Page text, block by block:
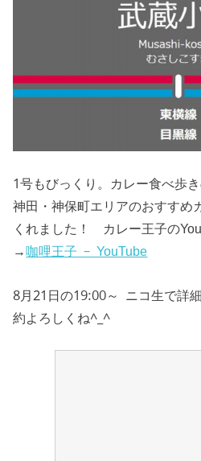
1号もびっくり。カレー食べ歩
神田・神保町エリアのおすすめ
くれました！ カレー王子の
→咖哩王子 – YouTube
8月21日の19:00～ ニコ生で詳
約よろしくね^_^